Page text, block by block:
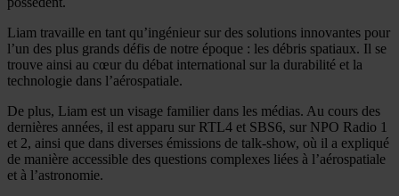
Liam travaille en tant qu’ingénieur sur des solutions innovantes pour
l’un des plus grands défis de notre époque : les débris spatiaux. Il se
trouve ainsi au cœur du débat international sur la durabilité et la
technologie dans l’aérospatiale.
De plus, Liam est un visage familier dans les médias. Au cours des
dernières années, il est apparu sur RTL4 et SBS6, sur NPO Radio 1
et 2, ainsi que dans diverses émissions de talk-show, où il a expliqué
de manière accessible des questions complexes liées à l’aérospatiale
et à l’astronomie.